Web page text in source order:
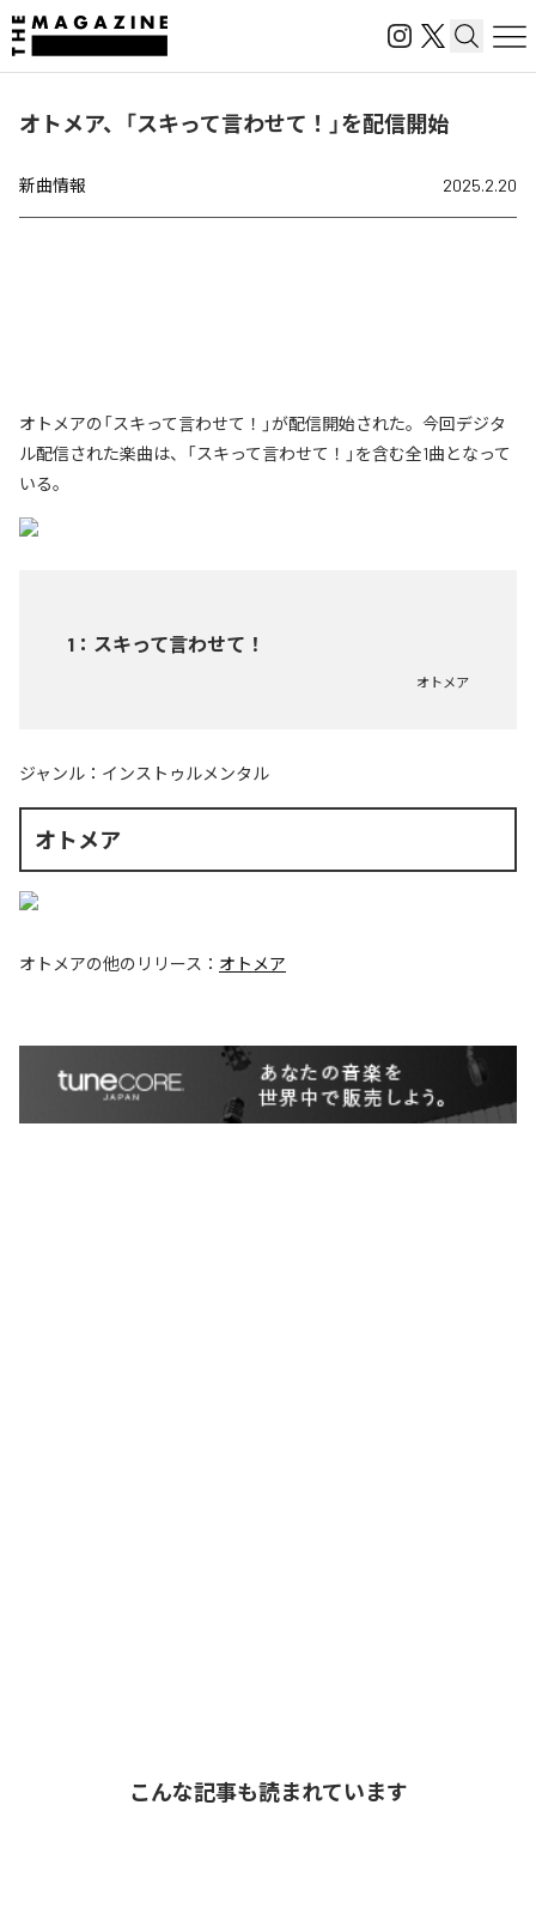
オトメア、「スキって言わせて！」を配信開始
新曲情報 2025.2.20
オトメアの「スキって言わせて！」が配信開始された。今回デジタ
ル配信された楽曲は、「スキって言わせて！」を含む全1曲となって
いる。
1 ： スキって言わせて！
オトメア
ジャンル： インストゥルメンタル
オトメア
オトメアの他のリリース： オトメア
こんな記事も読まれています